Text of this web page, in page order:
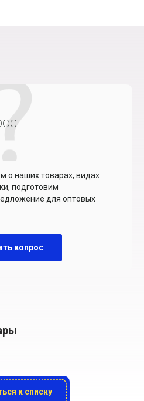
о наших товарах, видах
подготовим
для оптовых
вопрос
к списку